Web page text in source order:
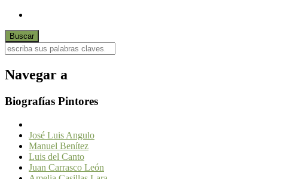
Navegar a
Biografías Pintores
José Luis Angulo
Manuel Benítez
Luis del Canto
Juan Carrasco León